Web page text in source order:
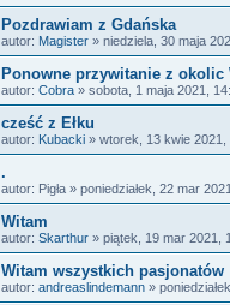
Pozdrawiam z Gdańska
autor: Magister » niedziela, 30 maja
Ponowne przywitanie z okolic
autor: Cobra » sobota, 1 maja 2021,
cześć z Ełku
autor: Kubacki » wtorek, 13 kwie 2021,
.
autor: Pigła » poniedziałek, 22 mar
Witam
autor: Skarthur » piątek, 19 mar 2021,
Witam wszystkich pasjonatów
autor: andreaslindemann »